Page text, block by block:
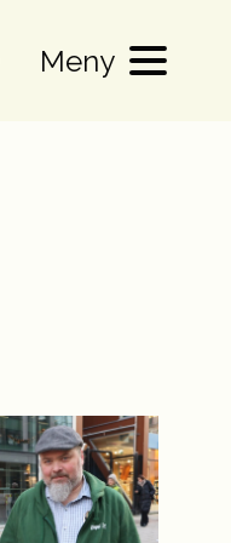
Meny